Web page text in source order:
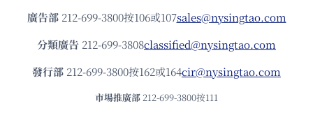
廣告部212-699-3800按106或107sales@nysingtao.com
分類廣告 212-699-3808classified@nysingtao.com
發⾏部 212-699-3800按162或164cir@nysingtao.com
市場推廣部 212-699-3800按111